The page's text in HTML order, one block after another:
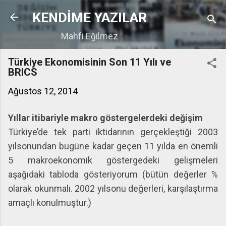
Ana içeriğe atla
KENDİME YAZILAR
Mahfi Eğilmez
Türkiye Ekonomisinin Son 11 Yılı ve
BRICS
Ağustos 12, 2014
Yıllar itibariyle makro göstergelerdeki değişim
Türkiye’de tek parti iktidarının gerçekleştiği 2003
yılsonundan bugüne kadar geçen 11 yılda en önemli
5 makroekonomik göstergedeki gelişmeleri
aşağıdaki tabloda gösteriyorum (bütün değerler %
olarak okunmalı. 2002 yılsonu değerleri, karşılaştırma
amaçlı konulmuştur.)